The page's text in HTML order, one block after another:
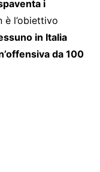
i
è l’obiettivo
in Italia
da 100